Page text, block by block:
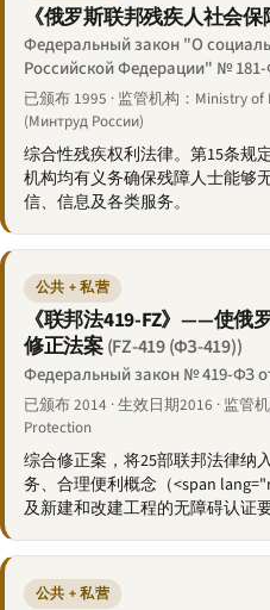
《俄罗斯联邦残疾人社会保
Федеральный закон "О
Российской Федерации" №
已颁布 1995 · 监管机构：Ministry
(Минтруд России)
综合性残疾权利法律。第15条规
机构均有义务确保残障人士能够
信、信息及各类服务。
公共 + 私营
《联邦法419-FZ》——使俄
修正法案(FZ-419 (ФЗ-419))
Федеральный закон № 419-ФЗ
已颁布 2014 · 生效日期2016 · 监管
Protection
综合修正案，将25部联邦法律纳
务、合理便利概念（<span
及新建和改建工程的无障碍认证要
公共 + 私营